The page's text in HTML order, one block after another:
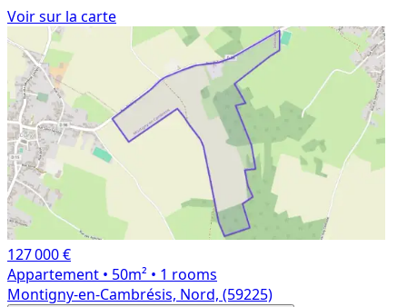
Voir sur la carte
127 000 €
Appartement • 50m² • 1 rooms
Montigny-en-Cambrésis, Nord, (59225)